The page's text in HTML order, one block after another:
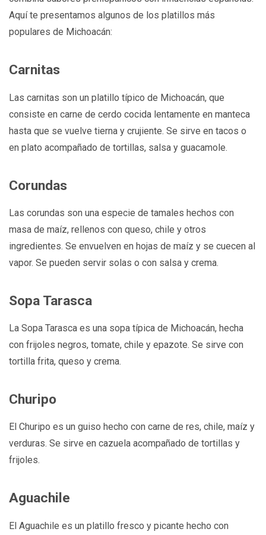
Aquí te presentamos algunos de los platillos más
populares de Michoacán:
Carnitas
Las carnitas son un platillo típico de Michoacán, que
consiste en carne de cerdo cocida lentamente en manteca
hasta que se vuelve tierna y crujiente. Se sirve en tacos o
en plato acompañado de tortillas, salsa y guacamole.
Corundas
Las corundas son una especie de tamales hechos con
masa de maíz, rellenos con queso, chile y otros
ingredientes. Se envuelven en hojas de maíz y se cuecen al
vapor. Se pueden servir solas o con salsa y crema.
Sopa Tarasca
La Sopa Tarasca es una sopa típica de Michoacán, hecha
con frijoles negros, tomate, chile y epazote. Se sirve con
tortilla frita, queso y crema.
Churipo
El Churipo es un guiso hecho con carne de res, chile, maíz y
verduras. Se sirve en cazuela acompañado de tortillas y
frijoles.
Aguachile
El Aguachile es un platillo fresco y picante hecho con